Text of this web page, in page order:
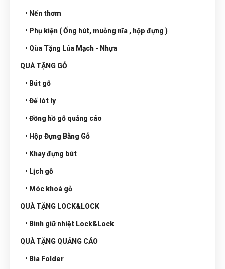
• Nến thơm
• Phụ kiện ( Ống hút, muỗng nĩa , hộp đựng )
• Qùa Tặng Lúa Mạch - Nhựa
QUÀ TẶNG GỖ
• Bút gỗ
• Đế lót ly
• Đồng hồ gỗ quảng cáo
• Hộp Đựng Bằng Gỗ
• Khay đựng bút
• Lịch gỗ
• Móc khoá gỗ
QUÀ TẶNG LOCK&LOCK
• Bình giữ nhiệt Lock&Lock
QUÀ TẶNG QUẢNG CÁO
• Bìa Folder